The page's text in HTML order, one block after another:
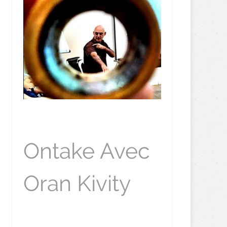
Ontake Avec
Oran Kivity